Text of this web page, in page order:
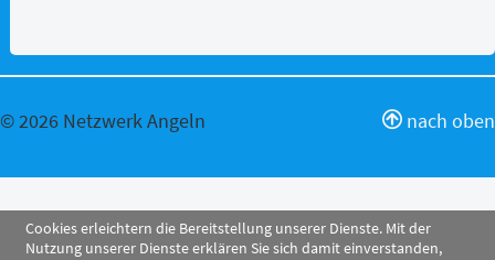
nach oben
© 2026 Netzwerk Angeln
Cookies erleichtern die Bereitstellung unserer Dienste. Mit der
Nutzung unserer Dienste erklären Sie sich damit einverstanden,